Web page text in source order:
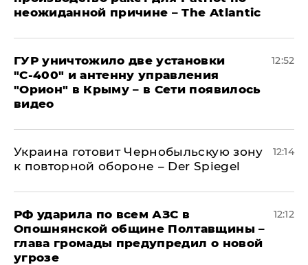
неожиданной причине – The Atlantic
ГУР уничтожило две установки
"С‑400" и антенну управления
"Орион" в Крыму – в Сети появилось
видео
12:52
Украина готовит Чернобыльскую зону
к повторной обороне – Der Spiegel
12:14
РФ ударила по всем АЗС в
Опошнянской общине Полтавщины –
глава громады предупредил о новой
угрозе
12:12